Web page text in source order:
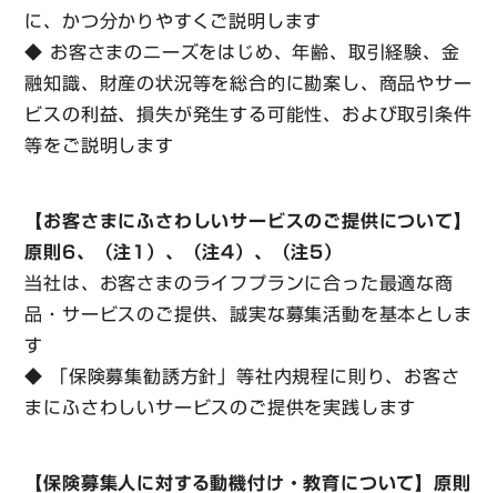
に、かつ分かりやすくご説明します
◆ お客さまのニーズをはじめ、年齢、取引経験、金
融知識、財産の状況等を総合的に勘案し、商品やサー
ビスの利益、損失が発生する可能性、および取引条件
等をご説明します
【お客さまにふさわしいサービスのご提供について】
原則6、（注1）、（注4）、（注5）
当社は、お客さまのライフプランに合った最適な商
品・サービスのご提供、誠実な募集活動を基本としま
す
◆ 「保険募集勧誘方針」等社内規程に則り、お客さ
まにふさわしいサービスのご提供を実践します
【保険募集人に対する動機付け・教育について】原則